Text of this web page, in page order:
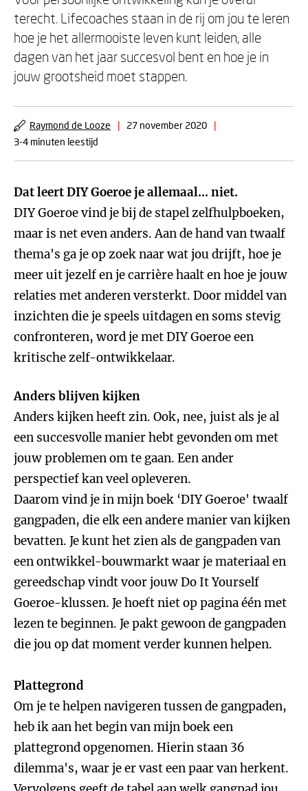
terecht. Lifecoaches staan in de rij om jou te leren
hoe je het allermooiste leven kunt leiden, alle
dagen van het jaar succesvol bent en hoe je in
jouw grootsheid moet stappen.
Raymond de Looze | 27 november 2020
|
3-4 minuten leestijd
Dat leert DIY Goeroe je allemaal... niet.
DIY Goeroe vind je bij de stapel zelfhulpboeken,
maar is net even anders. Aan de hand van twaalf
thema's ga je op zoek naar wat jou drijft, hoe je
meer uit jezelf en je carrière haalt en hoe je jouw
relaties met anderen versterkt. Door middel van
inzichten die je speels uitdagen en soms stevig
confronteren, word je met DIY Goeroe een
kritische zelf-ontwikkelaar.
Anders blijven kijken
Anders kijken heeft zin. Ook, nee, juist als je al
een succesvolle manier hebt gevonden om met
jouw problemen om te gaan. Een ander
perspectief kan veel opleveren.
Daarom vind je in mijn boek ‘DIY Goeroe' twaalf
gangpaden, die elk een andere manier van kijken
bevatten. Je kunt het zien als de gangpaden van
een ontwikkel-bouwmarkt waar je materiaal en
gereedschap vindt voor jouw Do It Yourself
Goeroe-klussen. Je hoeft niet op pagina één met
lezen te beginnen. Je pakt gewoon de gangpaden
die jou op dat moment verder kunnen helpen.
Plattegrond
Om je te helpen navigeren tussen de gangpaden,
heb ik aan het begin van mijn boek een
plattegrond opgenomen. Hierin staan 36
dilemma's, waar je er vast een paar van herkent.